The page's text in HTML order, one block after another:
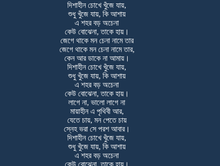
দিশাহীন চোখে খুঁজে যায়,
শুধু খুঁজে যায়, কি আশায়
এ শহর বড় অচেনা
কেউ বোঝেনা, তাকে হায়।
জেগে থাকে মন চেনা নামে তার
জেগে থাকে মন চেনা নামে তার,
কেন আর ডাকে না আমায়।
দিশাহীন চোখে খুঁজে যায়,
শুধু খুঁজে যায়, কি আশায়
এ শহর বড় অচেনা
কেউ বোঝেনা, তাকে হায়।
লাগে না, ভালো লাগে না
মায়াহীন এ পৃথিবী আর,
যেতে চায়, মন পেতে চায়
স্নেহ ভরা সে পরশ আবার।
দিশাহীন চোখে খুঁজে যায়,
শুধু খুঁজে যায়, কি আশায়
এ শহর বড় অচেনা
কেউ বোঝেনা, তাকে হায়।